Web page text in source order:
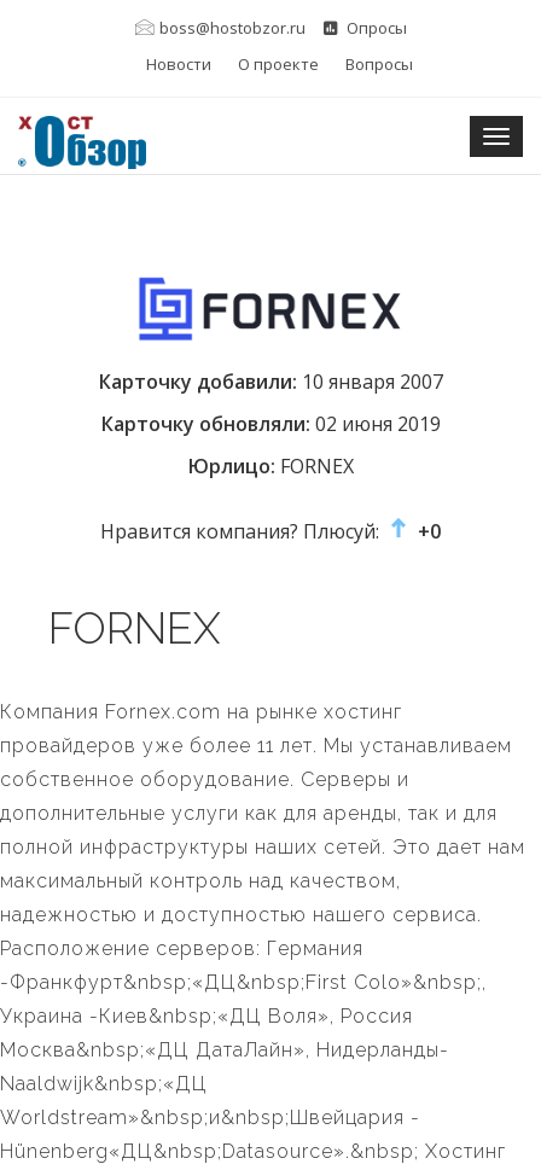
boss@hostobzor.ru
Опросы
Новости
О проекте Вопросы
Карточку добавили: 10 января 2007
Карточку обновляли: 02 июня 2019
Юрлицо: FORNEX
Нравится компания? Плюсуй: +0
FORNEX
Компания Fornex.com на рынке хостинг
провайдеров уже более 11 лет. Мы устанавливаем
собственное оборудование. Серверы и
дополнительные услуги как для аренды, так и для
полной инфраструктуры наших сетей. Это дает нам
максимальный контроль над качеством,
надежностью и доступностью нашего сервиса.
Расположение серверов: Германия
-Франкфурт&nbsp;«ДЦ&nbsp;First Colo»&nbsp;,
Украина -Киев&nbsp;«ДЦ Воля», Россия
Москва&nbsp;«ДЦ ДатаЛайн», Нидерланды-
Naaldwijk&nbsp;«ДЦ
Worldstream»&nbsp;и&nbsp;Швейцария -
Hünenberg«ДЦ&nbsp;Datasource».&nbsp; Хостинг